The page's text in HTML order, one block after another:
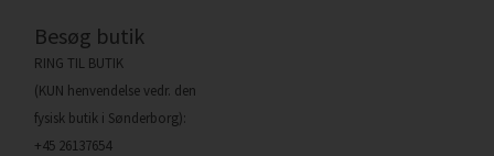
Besøg butik
RING TIL BUTIK
(KUN henvendelse vedr. den
fysisk butik i Sønderborg):
+45 26137654